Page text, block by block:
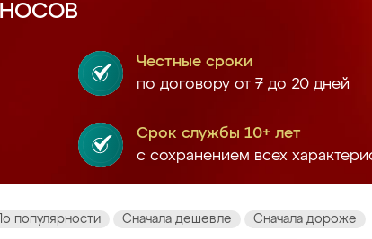
Честные сроки
по договору от 7 до 20 дней
Срок службы 10+ лет
с сохранением всех
По популярности Сначала дешевле Сначала дороже